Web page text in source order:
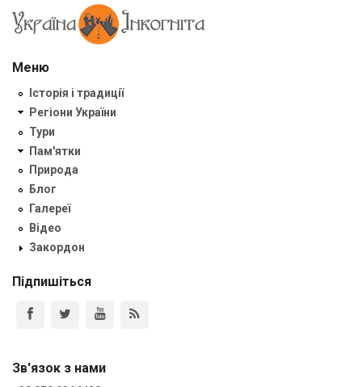
Меню
Історія і традиції
Регіони України
Тури
Пам'ятки
Природа
Блог
Галереї
Відео
Закордон
Підпишіться
Зв'язок з нами